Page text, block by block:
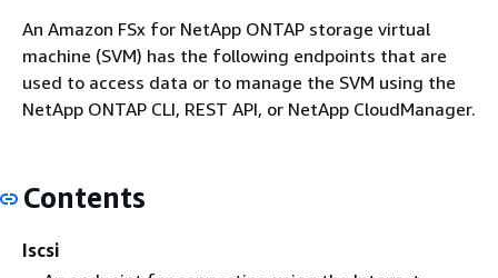
An Amazon FSx for NetApp ONTAP storage virtual
machine (SVM) has the following endpoints that are
used to access data or to manage the SVM using the
NetApp ONTAP CLI, REST API, or NetApp CloudManager.
Contents
Iscsi